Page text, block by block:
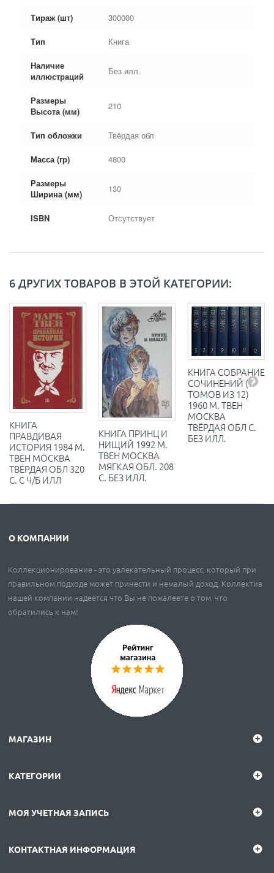
Тираж (шт) 300000
Тип Книга
Наличие
иллюстраций
Без илл.
Размеры
Высота (мм)
210
Тип обложки Твёрдая обл
Масса (гр) 4800
Размеры
Ширина (мм)
130
ISBN Отсутствует
6 ДРУГИХ ТОВАРОВ В ЭТОЙ КАТЕГОРИИ:
КНИГА
ПРАВДИВАЯ
ИСТОРИЯ 1984 М.
ТВЕН МОСКВА
ТВЁРДАЯ ОБЛ 320
С. С Ч/Б ИЛЛ
КНИГА ПРИНЦ И
НИЩИЙ 1992 М.
ТВЕН МОСКВА
МЯГКАЯ ОБЛ. 208
С. БЕЗ ИЛЛ.
КНИГА СОБРАНИЕ
СОЧИНЕНИЙ (7
ТОМОВ ИЗ 12)
1960 М. ТВЕН
МОСКВА
ТВЁРДАЯ ОБЛ С.
БЕЗ ИЛЛ.
О КОМПАНИИ
Коллекционирование - это увлекательный процесс, который при
правильном подходе может принести и немалый доход. Коллектив
нашей компании надеется что Вы не пожалеете о том, что
обратились к нам!
МАГАЗИН
КАТЕГОРИИ
МОЯ УЧЕТНАЯ ЗАПИСЬ
КОНТАКТНАЯ ИНФОРМАЦИЯ